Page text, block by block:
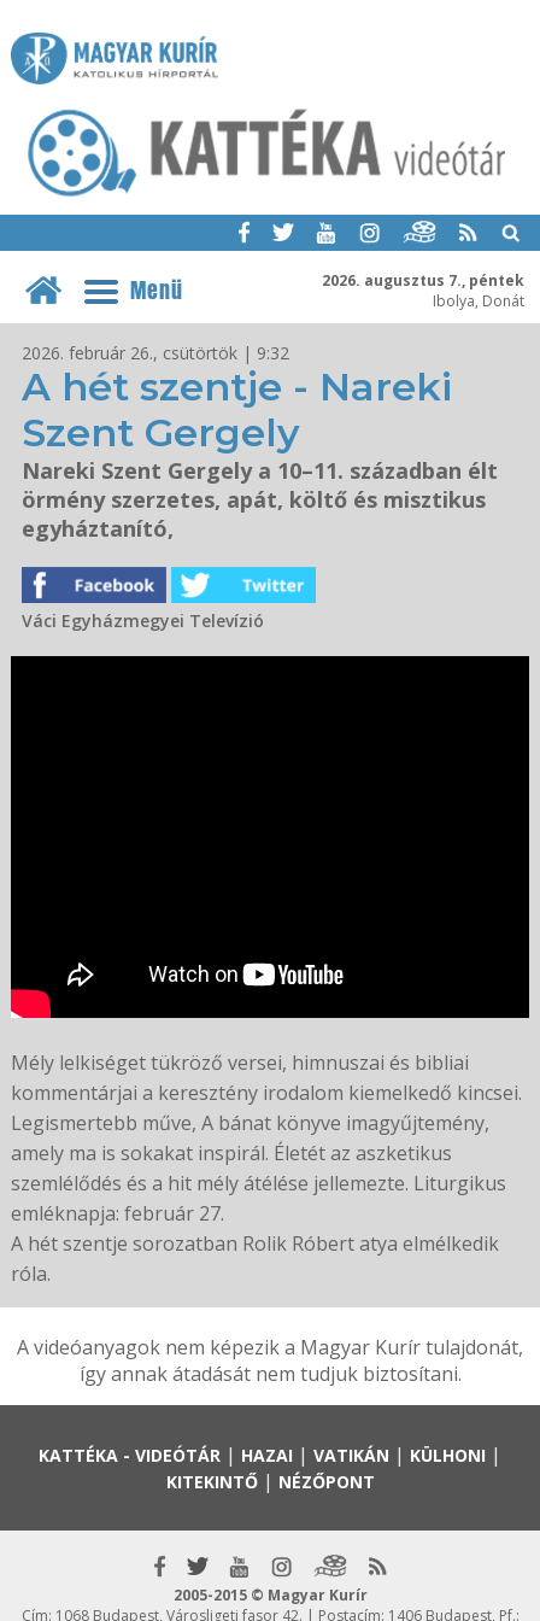
2026. augusztus 7., péntek
Ibolya, Donát
Menü
Mély lelkiséget tükröző versei, himnuszai és bibliai
kommentárjai a keresztény irodalom kiemelkedő kincsei.
Legismertebb műve, A bánat könyve imagyűjtemény,
amely ma is sokakat inspirál. Életét az aszketikus
szemlélődés és a hit mély átélése jellemezte. Liturgikus
emléknapja: február 27.
A hét szentje sorozatban Rolik Róbert atya elmélkedik
róla.
2026. február 26., csütörtök | 9:32
A hét szentje - Nareki
Szent Gergely
Nareki Szent Gergely a 10–11. században élt
örmény szerzetes, apát, költő és misztikus
egyháztanító,
Váci Egyházmegyei Televízió
A videóanyagok nem képezik a Magyar Kurír tulajdonát,
így annak átadását nem tudjuk biztosítani.
KATTÉKA - VIDEÓTÁR | HAZAI | VATIKÁN | KÜLHONI |
KITEKINTŐ| NÉZŐPONT
2005-2015 © Magyar Kurír
Cím: 1068 Budapest, Városligeti fasor 42. | Postacím: 1406 Budapest, Pf.: